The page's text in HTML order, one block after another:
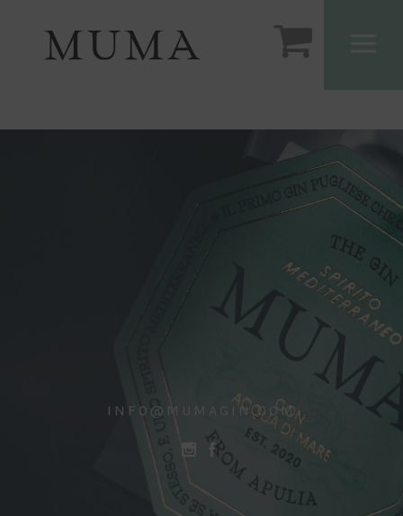
INFO@MUMAGIN.COM